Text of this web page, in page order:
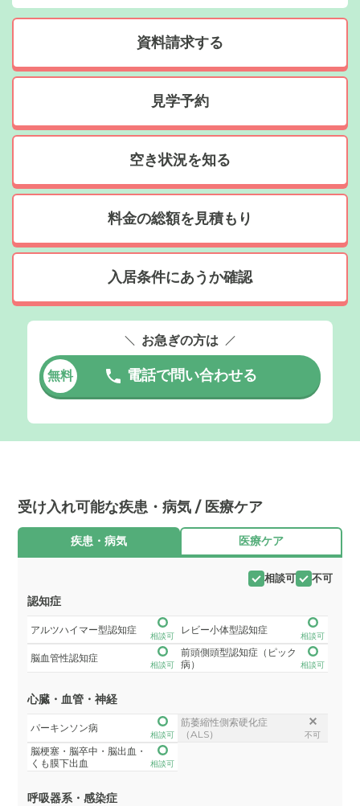
資料請求する
見学予約
空き状況を知る
料金の総額を見積もり
入居条件にあうか確認
お急ぎの方は
無料 電話で問い合わせる
受け入れ可能な疾患・病気 / 医療ケア
疾患・病気 医療ケア
相談可 不可
認知症
アルツハイマー型認知症
相談可
レビー小体型認知症
相談可
脳血管性認知症
相談可
前頭側頭型認知症（ピック
病）
相談可
心臓・血管・神経
パーキンソン病
相談可
筋萎縮性側索硬化症
（ALS）
不可
脳梗塞・脳卒中・脳出血・
くも膜下出血
相談可
呼吸器系・感染症